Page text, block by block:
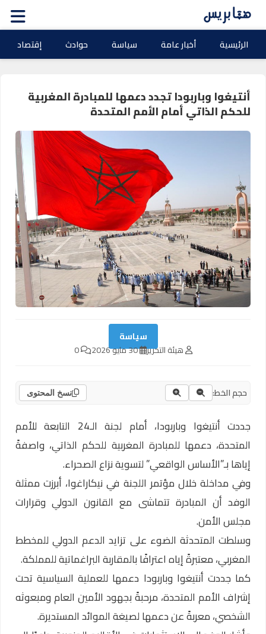
الرئيسية أخبار عامة سياسة حوادث إقتصاد
أنتيغوا وباربودا تجدد دعمها للمبادرة المغربية
للحكم الذاتي أمام الأمم المتحدة
سياسة
هيئة التحرير 30 مايو 2026 0
حجم الخط: نسخ المحتوى
جددت أنتيغوا وباربودا، أمام لجنة الـ24 التابعة للأمم
المتحدة، دعمها للمبادرة المغربية للحكم الذاتي، واصفةً
إياها بـ”الأساس الواقعي” لتسوية نزاع الصحراء.
وفي مداخلة خلال مؤتمر اللجنة في نيكاراغوا، أبرزت ممثلة
الوفد أن المبادرة تتماشى مع القانون الدولي وقرارات
مجلس الأمن.
وسلطت المتحدثة الضوء على تزايد الدعم الدولي للمخطط
المغربي، معتبرةً إياه اعترافًا بالمقاربة البراغماتية للمملكة.
كما جددت أنتيغوا وباربودا دعمها للعملية السياسية تحت
إشراف الأمم المتحدة، مرحبةً بجهود الأمين العام ومبعوثه
الشخصي، معربةً عن دعمها لصيغة الموائد المستديرة.